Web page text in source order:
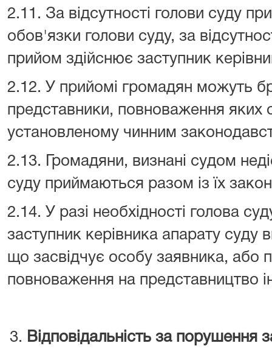
2.11. За відсутності голови суду
обов'язки голови суду, за
прийом здійснює заступник
2.12. У прийомі громадян можуть
представники, повноваження яких
установленому чинним
2.13. Громадяни, визнані судом
суду приймаються разом із їх
2.14. У разі необхідності голова
заступник керівника апарату суду
що засвідчує особу заявника, або
повноваження на представництво
Відповідальність за порушення